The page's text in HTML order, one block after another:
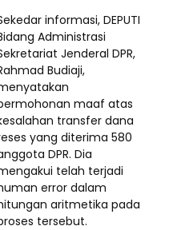
informasi, DEPUTI
Administrasi
Jenderal DPR,
Budiaji,
maaf atas
transfer dana
yang diterima 580
DPR. Dia
telah terjadi
error dalam
aritmetika pada
tersebut.